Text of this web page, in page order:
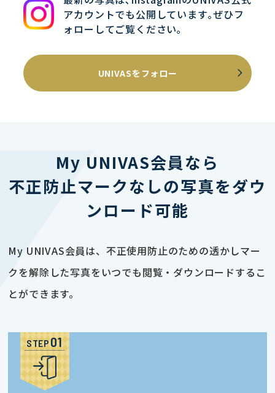
アカウントでも公開しています｡ぜひフ
ォローしてご覧ください｡
UNIVASをフォロー
My UNIVAS会員なら
不正防止マークなしの写真をダウ
ンロード可能
My UNIVAS会員は、不正使用防止のための透かしマー
クを解除した写真をいつでも閲覧・ダウンロードするこ
とができます。
STEP